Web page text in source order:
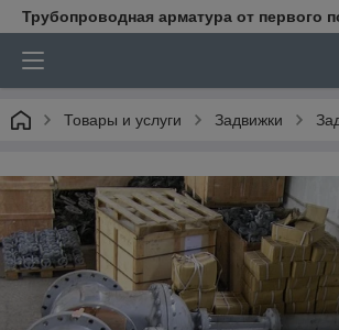
Трубопроводная арматура от первого
Товары и услуги Задвижки